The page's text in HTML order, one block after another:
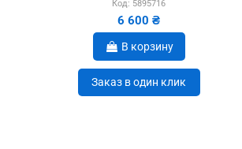
Код: 5895716
6 600 ₴
В корзину
Заказ в один клик